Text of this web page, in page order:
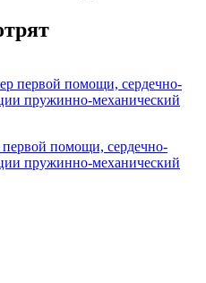
помощи, сердечно-
пружинно-механический